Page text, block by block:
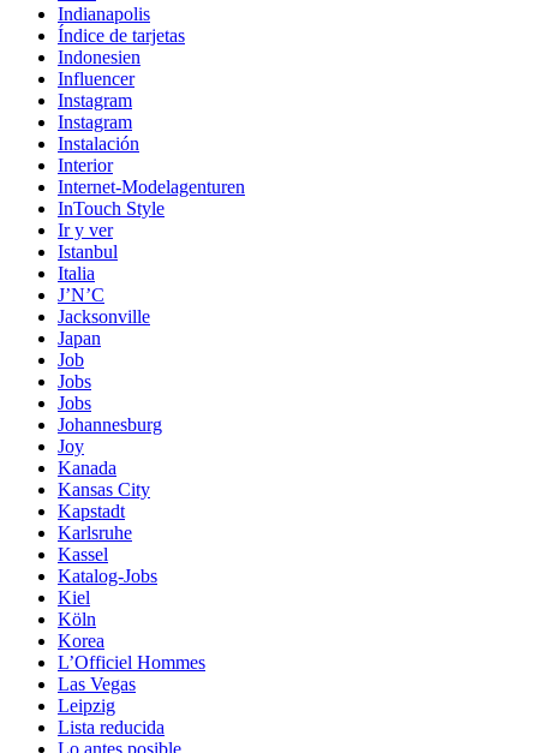
Indianapolis
Índice de tarjetas
Indonesien
Influencer
Instagram
Instagram
Instalación
Interior
Internet-Modelagenturen
InTouch Style
Ir y ver
Istanbul
Italia
J’N’C
Jacksonville
Japan
Job
Jobs
Jobs
Johannesburg
Joy
Kanada
Kansas City
Kapstadt
Karlsruhe
Kassel
Katalog-Jobs
Kiel
Köln
Korea
L’Officiel Hommes
Las Vegas
Leipzig
Lista reducida